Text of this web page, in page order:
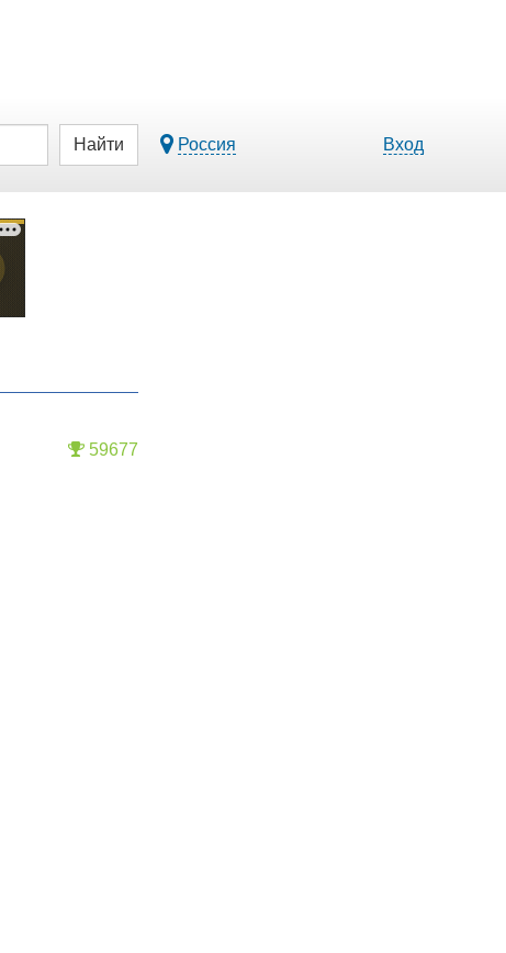
Найти Россия Вход
59677